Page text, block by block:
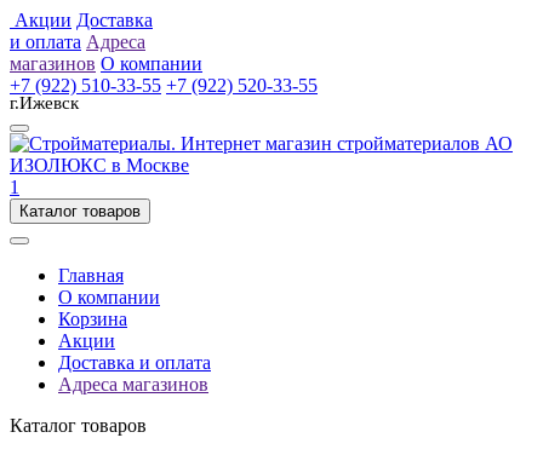
Акции Доставка
и оплата Адреса
магазинов О компании
+7 (922) 510-33-55 +7 (922) 520-33-55
г.Ижевск
1
Каталог товаров
Главная
О компании
Корзина
Акции
Доставка и оплата
Адреса магазинов
Каталог товаров